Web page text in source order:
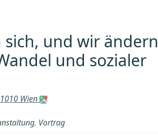
und wir ändern
und sozialer
Wien
, Vortrag